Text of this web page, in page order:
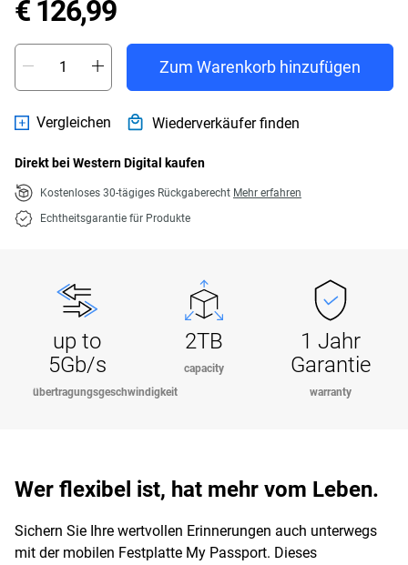
€ 126,99Price € 126,99
Zum Warenkorb hinzufügen
Vergleichen Wiederverkäufer finden
Direkt bei Western Digital kaufen
Kostenloses 30-tägiges Rückgaberecht Mehr erfahren
Echtheitsgarantie für Produkte
up to
5Gb/s
übertragungsgeschwindigkeit
2TB
capacity
1 Jahr
Garantie
warranty
Wer flexibel ist, hat mehr vom Leben.
Sichern Sie Ihre wertvollen Erinnerungen auch unterwegs
mit der mobilen Festplatte My Passport. Dieses